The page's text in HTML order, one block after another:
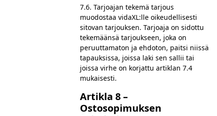
7.6. Tarjoajan tekemä tarjous
muodostaa vidaXL:lle oikeudellisesti
sitovan tarjouksen. Tarjoaja on sidottu
tekemäänsä tarjoukseen, joka on
peruuttamaton ja ehdoton, paitsi niissä
tapauksissa, joissa laki sen sallii tai
joissa virhe on korjattu artiklan 7.4
mukaisesti.
Artikla 8 –
Ostosopimuksen